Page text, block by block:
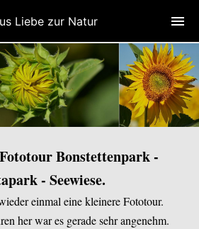
Bonstettenpark -
- Seewiese.
einmal eine kleinere Fototour.
her war es gerade sehr angenehm.
Liebe zur Natur